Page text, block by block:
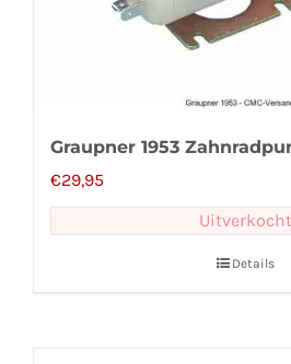
Graupner 1953
€29,95
Uitverkocht
Details